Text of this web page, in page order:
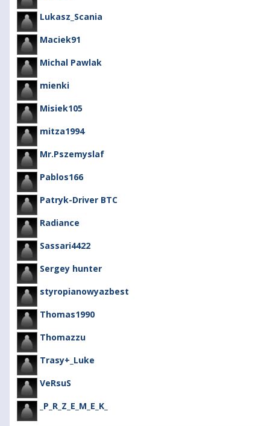
Lukasz_Scania
Maciek91
Michal Pawlak
mienki
Misiek105
mitza1994
Mr.Pszemyslaf
Pablos166
Patryk-Driver BTC
Radiance
Sassari4422
Sergey hunter
styropianowyazbest
Thomas1990
Thomazzu
Trasy+_Luke
VeRsuS
_P_R_Z_E_M_E_K_